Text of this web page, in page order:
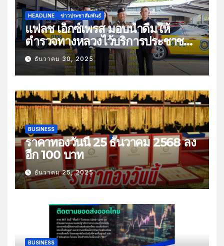
HEADLINE ข่าวประชาสัมพันธ์
แฟลช เอ็กซ์เพรส มอบน้ำดื่มให้
ตำรวจทางหลวงไว้บริการประชาชน
ช่วงเทศกาลปีใหม่
ธันวาคม 30, 2025
BUSINESS
ราคาทองวันนี้ 25 ธันวาคม 2568 ลง
อีก 100 บาท
ธันวาคม 25, 2025
BUSINESS